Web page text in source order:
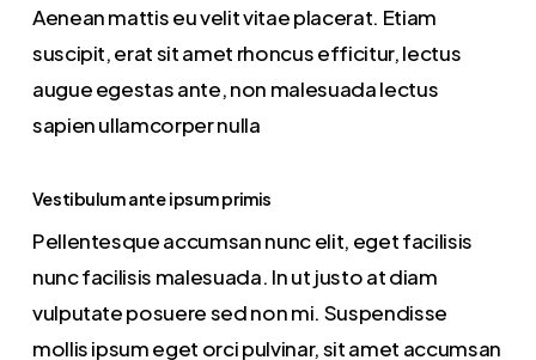
Aenean mattis eu velit vitae placerat. Etiam
suscipit, erat sit amet rhoncus efficitur, lectus
augue egestas ante, non malesuada lectus
sapien ullamcorper nulla
Vestibulum ante ipsum primis
Pellentesque accumsan nunc elit, eget facilisis
nunc facilisis malesuada. In ut justo at diam
vulputate posuere sed non mi. Suspendisse
mollis ipsum eget orci pulvinar, sit amet accumsan